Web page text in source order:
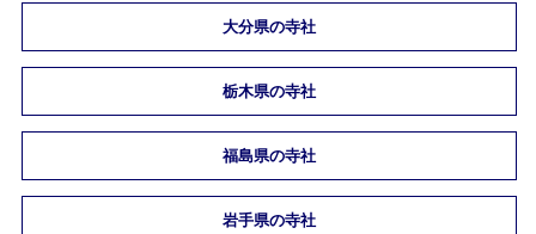
大分県の寺社
栃木県の寺社
福島県の寺社
岩手県の寺社